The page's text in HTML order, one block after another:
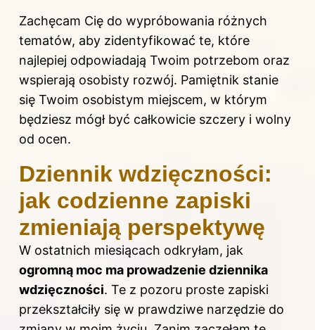
Zachęcam Cię do wypróbowania różnych
tematów, aby zidentyfikować te, które
najlepiej odpowiadają Twoim potrzebom oraz
wspierają osobisty rozwój. Pamiętnik stanie
się Twoim osobistym miejscem, w którym
będziesz mógł być całkowicie szczery i wolny
od ocen.
Dziennik wdzięczności:
jak codzienne zapiski
zmieniają perspektywę
W ostatnich miesiącach odkryłam, jak
ogromną moc ma prowadzenie dziennika
wdzięczności. Te z pozoru proste zapiski
przekształciły się w prawdziwe narzędzie do